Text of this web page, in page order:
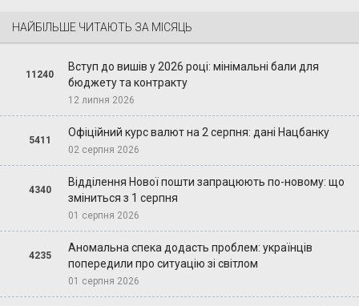
НАЙБІЛЬШЕ ЧИТАЮТЬ ЗА МІСЯЦЬ
11240
Вступ до вишів у 2026 році: мінімальні бали для
бюджету та контракту
12 липня 2026
5411
Офіційний курс валют на 2 серпня: дані Нацбанку
02 серпня 2026
4340
Відділення Нової пошти запрацюють по-новому: що
зміниться з 1 серпня
01 серпня 2026
4235
Аномальна спека додасть проблем: українців
попередили про ситуацію зі світлом
01 серпня 2026